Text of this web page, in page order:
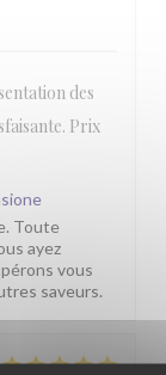
des
Prix
Toute
ayez
vous
saveurs.